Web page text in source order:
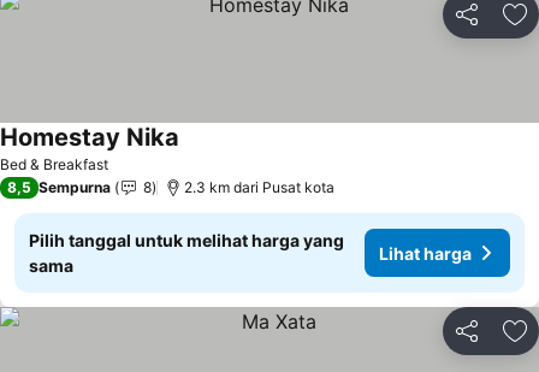
Bagikan
Bed & Breakfast
Homestay Nika
8,5 Sempurna 8 2.3 km dari Pusat kota
Pilih tanggal untuk melihat harga yang
sama
Lihat harga
Bagikan